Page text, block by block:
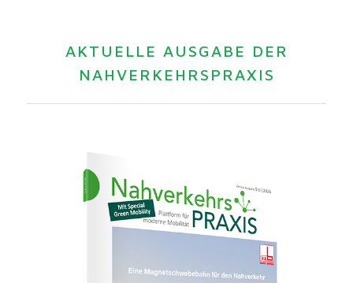
AKTUELLE AUSGABE DER
NAHVERKEHRSPRAXIS